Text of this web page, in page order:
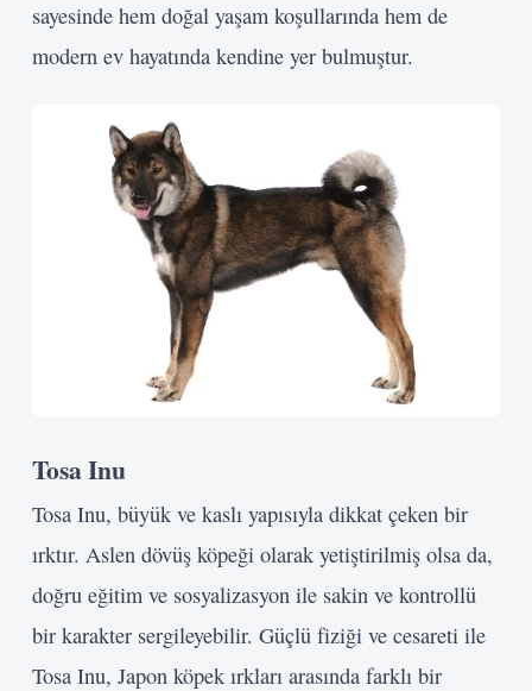
sayesinde hem doğal yaşam koşullarında hem de
modern ev hayatında kendine yer bulmuştur.
Tosa Inu
Tosa Inu, büyük ve kaslı yapısıyla dikkat çeken bir
ırktır. Aslen dövüş köpeği olarak yetiştirilmiş olsa da,
doğru eğitim ve sosyalizasyon ile sakin ve kontrollü
bir karakter sergileyebilir. Güçlü fiziği ve cesareti ile
Tosa Inu, Japon köpek ırkları arasında farklı bir